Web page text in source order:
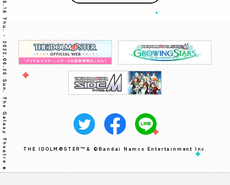
THE IDOLM@STER™& ©Bandai Namco Entertainment Inc.